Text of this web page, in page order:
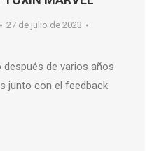
27 de julio de 2023
después de varios años
junto con el feedback